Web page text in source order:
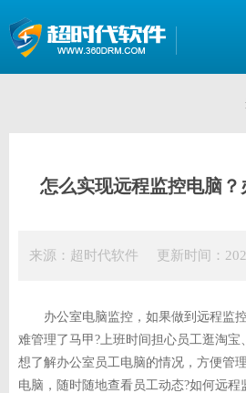
怎么实现远程监控电脑
来源：超时代软件 更新时间：
办公室电脑监控，如果做到远程监控
难管理了马甲?上班时间担心员工逛淘宝
想了解办公室员工电脑的情况，方便管
电脑，随时随地查看员工动态?如何远程